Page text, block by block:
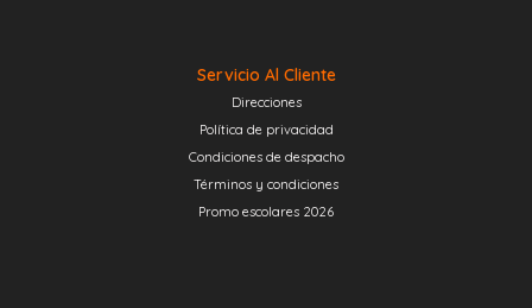
Servicio Al Cliente
Direcciones
Política de privacidad
Condiciones de despacho
Términos y condiciones
Promo escolares 2026